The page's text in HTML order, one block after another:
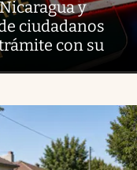
y
ciudadanos
con su